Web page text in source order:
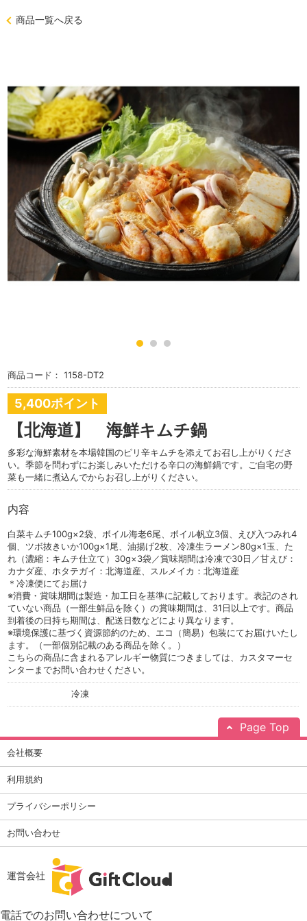
商品一覧へ戻る
商品コード： 1158-DT2
5,400ポイント
【北海道】 海鮮キムチ鍋
多彩な海鮮素材を本場韓国のピリ辛キムチを添えてお召し上がりくださ
い。季節を問わずにお楽しみいただける辛口の海鮮鍋です。ご自宅の野
菜も一緒に煮込んでからお召し上がりください。
内容
白菜キムチ100g×2袋、ボイル海老6尾、ボイル帆立3個、えび入つみれ4
個、ツボ抜きいか100g×1尾、油揚げ2枚、冷凍生ラーメン80g×1玉、た
れ（濃縮：キムチ仕立て）30g×3袋／賞味期間は冷凍で30日／甘えび：
カナダ産、ホタテガイ：北海道産、スルメイカ：北海道産
＊冷凍便にてお届け
※消費・賞味期間は製造・加工日を基準に記載しております。表記のされ
ていない商品（一部生鮮品を除く）の賞味期間は、31日以上です。商品
到着後の日持ち期間は、配送日数などにより異なります。
※環境保護に基づく資源節約のため、エコ（簡易）包装にてお届けいたし
ます。（一部個別記載のある商品を除く。）
こちらの商品に含まれるアレルギー物質につきましては、 カスタマーセ
ンターまでお問い合わせください。
冷凍
Page Top
会社概要
利用規約
プライバシーポリシー
お問い合わせ
運営会社
電話でのお問い合わせについて